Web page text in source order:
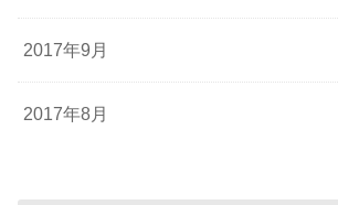
2017年9月
2017年8月